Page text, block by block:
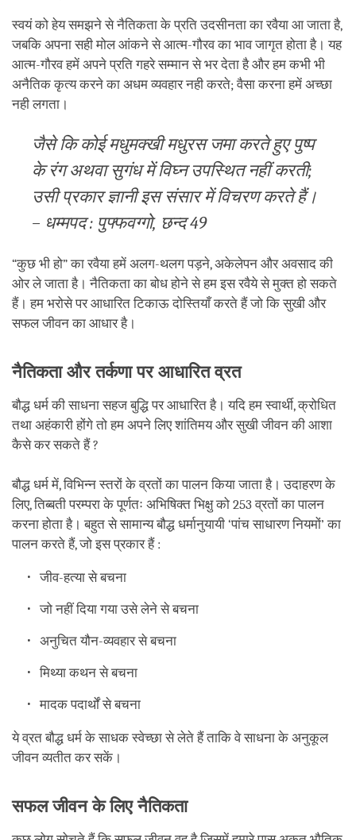
स्वयं को हेय समझने से नैतिकता के प्रति उदसीनता का रवैया आ जाता है,
जबकि अपना सही मोल आंकने से आत्म-गौरव का भाव जागृत होता है। यह
आत्म-गौरव हमें अपने प्रति गहरे सम्मान से भर देता है और हम कभी भी
अनैतिक कृत्य करने का अधम व्यवहार नही करते; वैसा करना हमें अच्छा
नही लगता।
जैसे कि कोई मधुमक्खी मधुरस जमा करते हुए पुष्प
के रंग अथवा सुगंध में विघ्न उपस्थित नहीं करती;
उसी प्रकार ज्ञानी इस संसार में विचरण करते हैं।
– धम्मपद : पुफ्फवग्गो, छन्द 49
“कुछ भी हो” का रवैया हमें अलग-थलग पड़ने, अकेलेपन और अवसाद की
ओर ले जाता है। नैतिकता का बोध होने से हम इस रवैये से मुक्त हो सकते
हैं। हम भरोसे पर आधारित टिकाऊ दोस्तियाँ करते हैं जो कि सुखी और
सफल जीवन का आधार है।
नैतिकता और तर्कणा पर आधारित व्रत
बौद्ध धर्म की साधना सहज बुद्धि पर आधारित है। यदि हम स्वार्थी, क्रोधित
तथा अहंकारी होंगे तो हम अपने लिए शांतिमय और सुखी जीवन की आशा
कैसे कर सकते हैं ?
बौद्ध धर्म में, विभिन्न स्तरों के व्रतों का पालन किया जाता है। उदाहरण के
लिए, तिब्बती परम्परा के पूर्णतः अभिषिक्त भिक्षु को 253 व्रतों का पालन
करना होता है। बहुत से सामान्य बौद्ध धर्मानुयायी ‘पांच साधारण नियमों’ का
पालन करते हैं, जो इस प्रकार हैं :
जीव-हत्या से बचना
जो नहीं दिया गया उसे लेने से बचना
अनुचित यौन-व्यवहार से बचना
मिथ्या कथन से बचना
मादक पदार्थों से बचना
ये व्रत बौद्ध धर्म के साधक स्वेच्छा से लेते हैं ताकि वे साधना के अनुकूल
जीवन व्यतीत कर सकें।
सफल जीवन के लिए नैतिकता